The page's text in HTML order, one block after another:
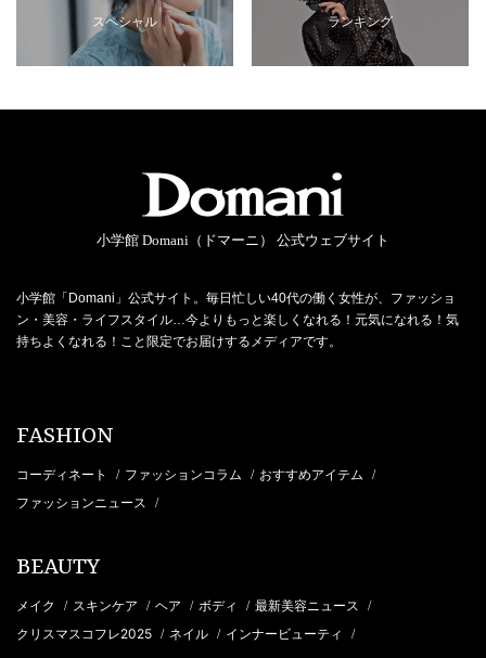
スペシャル ランキング
小学館 Domani（ドマーニ） 公式ウェブサイト
小学館「Domani」公式サイト。毎日忙しい40代の働く女性が、ファッショ
ン・美容・ライフスタイル…今よりもっと楽しくなれる！元気になれる！気
持ちよくなれる！こと限定でお届けするメディアです。
FASHION
コーディネート / ファッションコラム / おすすめアイテム /
ファッションニュース /
BEAUTY
メイク / スキンケア / ヘア / ボディ / 最新美容ニュース /
クリスマスコフレ2025 / ネイル / インナービューティ /